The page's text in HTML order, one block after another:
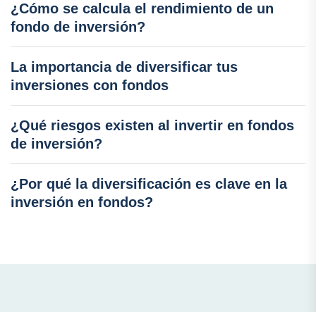
¿Cómo se calcula el rendimiento de un
fondo de inversión?
La importancia de diversificar tus
inversiones con fondos
¿Qué riesgos existen al invertir en fondos
de inversión?
¿Por qué la diversificación es clave en la
inversión en fondos?